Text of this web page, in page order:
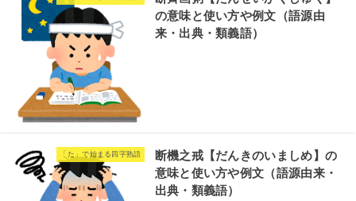
の意味と使い方や例文（語源由
来・出典・類義語）
「た」で始まる四字熟語
断機之戒【だんきのいましめ】の
意味と使い方や例文（語源由来・
出典・類義語）